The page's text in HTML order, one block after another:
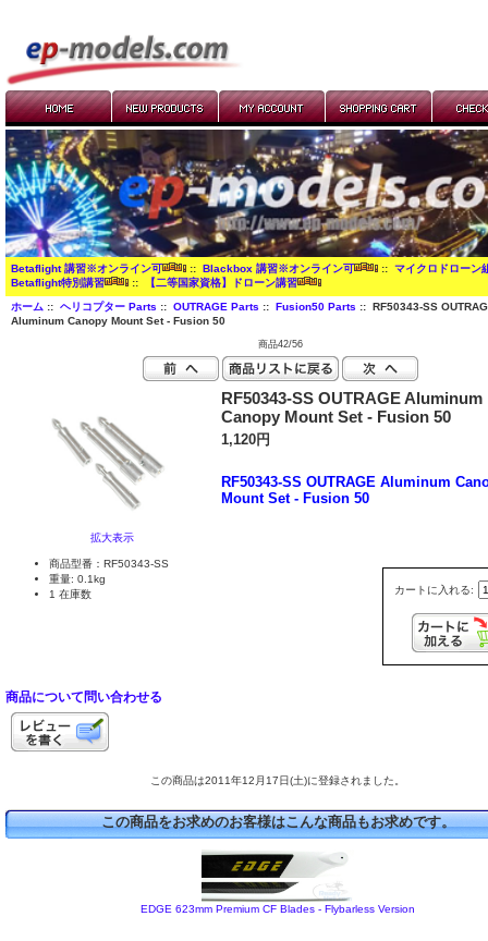
Betaflight 講習※オンライン可 :: Blackbox 講習※オンライン可 :: マイクロドローン
Betaflight特別講習
:: 【二等国家資格】ドローン講習
ホーム:: ヘリコプター Parts :: OUTRAGE Parts :: Fusion50 Parts :: RF50343-SS
Aluminum Canopy Mount Set - Fusion 50
商品42/56
拡大表示
RF50343-SS OUTRAGE Aluminum
Canopy Mount Set - Fusion 50
1,120円
RF50343-SS OUTRAGE Aluminum
Mount Set - Fusion 50
カートに入れる:
商品型番：RF50343-SS
重量: 0.1kg
1 在庫数
商品について問い合わせる
この商品は2011年12月17日(土)に登録されました。
この商品をお求めのお客様はこんな商品もお求めです。
EDGE 623mm Premium CF Blades - Flybarless Version